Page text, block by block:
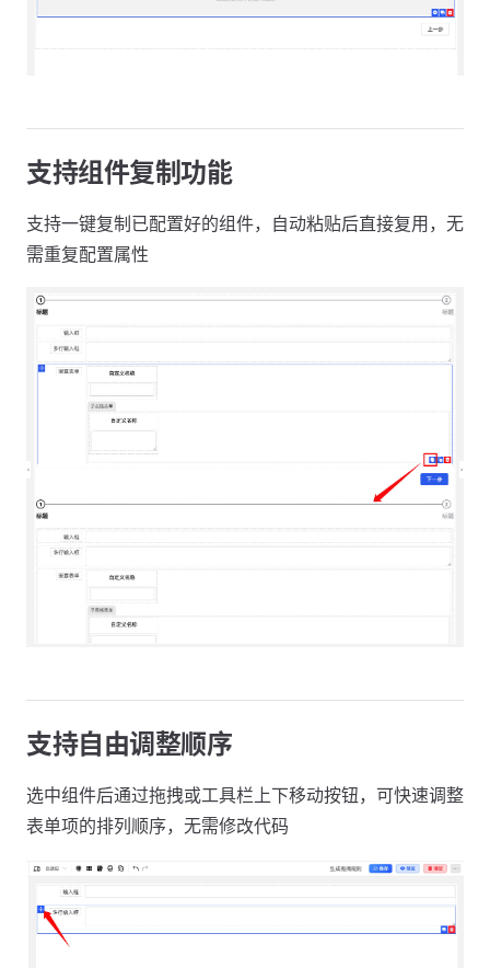
支持组件复制功能
支持一键复制已配置好的组件，自动粘贴后直接复用，无
需重复配置属性
支持自由调整顺序
选中组件后通过拖拽或工具栏上下移动按钮，可快速调整
表单项的排列顺序，无需修改代码